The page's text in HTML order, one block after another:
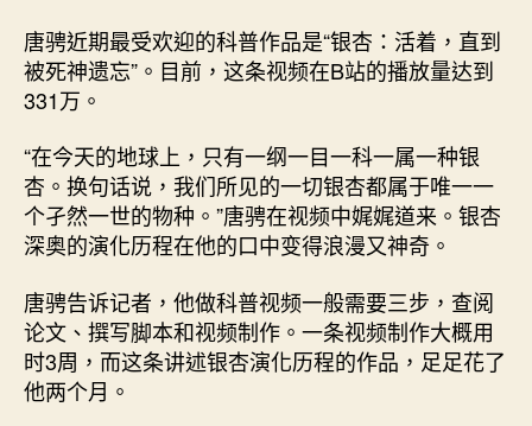
唐骋近期最受欢迎的科普作品是“银杏：活着，直到
被死神遗忘”。目前，这条视频在B站的播放量达到
331万。
“在今天的地球上，只有一纲一目一科一属一种银
杏。换句话说，我们所见的一切银杏都属于唯一一
个孑然一世的物种。”唐骋在视频中娓娓道来。银杏
深奥的演化历程在他的口中变得浪漫又神奇。
唐骋告诉记者，他做科普视频一般需要三步，查阅
论文、撰写脚本和视频制作。一条视频制作大概用
时3周，而这条讲述银杏演化历程的作品，足足花了
他两个月。